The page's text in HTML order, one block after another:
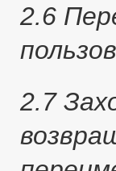
2.6
2.7